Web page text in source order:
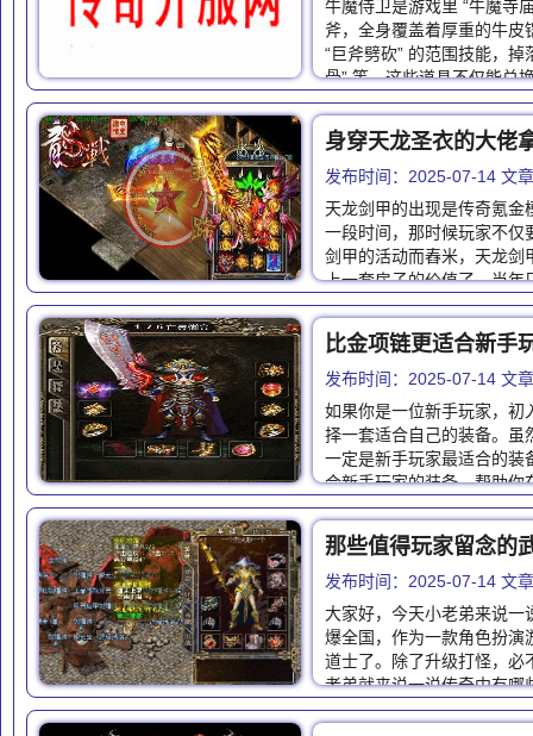
牛魔侍卫是游戏里 “牛魔寺
斧，全身覆盖着厚重的牛
“巨斧劈砍” 的范围技能，掉
骨” 等，这些道具不仅能兑
身穿天龙圣衣的大佬
发布时间：2025-07-14 文
天龙剑甲的出现是传奇氪
一段时间，那时候玩家不仅
剑甲的活动而舂米，天龙剑
上一套房子的价值了。当
比金项链更适合新手
发布时间：2025-07-14 文
如果你是一位新手玩家，初
择一套适合自己的装备。虽
一定是新手玩家最适合的装
合新手玩家的装备，帮助
那些值得玩家留念的
发布时间：2025-07-14 文
大家好，今天小老弟来说一
爆全国，作为一款角色扮
道士了。除了升级打怪，必
老弟就来说一说传奇中有